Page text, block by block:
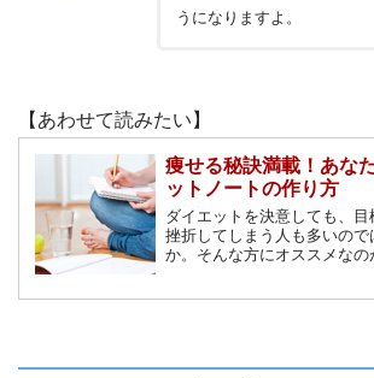
うになりますよ。
【あわせて読みたい】
痩せる秘訣満載！あな
ットノートの作り方
ダイエットを決意しても、目
挫折してしまう人も多いので
か。そんな方にオススメなの